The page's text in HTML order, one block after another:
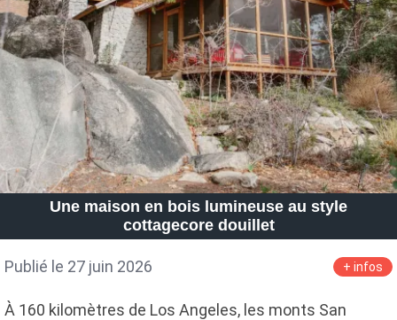
Une maison en bois lumineuse au style
cottagecore douillet
Publié le 27 juin 2026 + infos
À 160 kilomètres de Los Angeles, les monts San